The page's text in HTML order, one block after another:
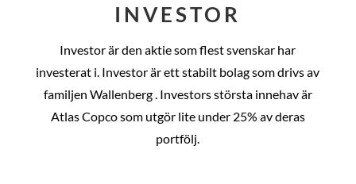
INVESTOR
Investor är den aktie som flest svenskar har
investerat i. Investor är ett stabilt bolag som drivs av
familjen Wallenberg . Investors största innehav är
Atlas Copco som utgör lite under 25% av deras
portfölj.